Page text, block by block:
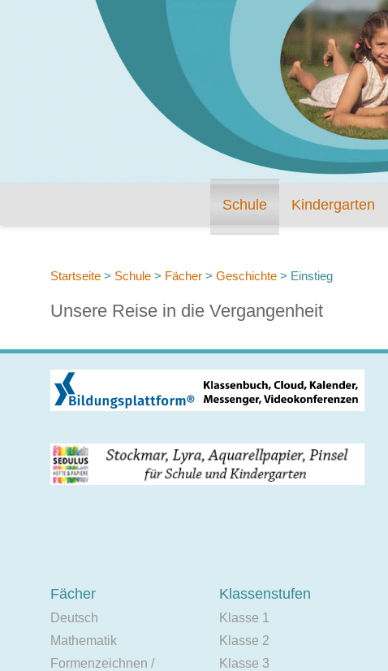
Schule Kindergarten
Startseite > Schule > Fächer > Geschichte > Einstieg
Unsere Reise in die Vergangenheit
Fächer
Deutsch
Mathematik
Formenzeichnen /
Klassenstufen
Klasse 1
Klasse 2
Klasse 3